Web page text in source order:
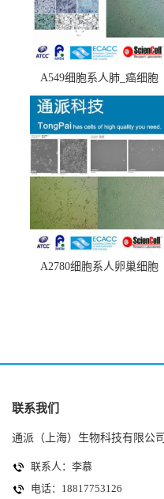
A549细胞系人肺_癌细胞
(A549细胞)
A2780细胞系人卵巢细胞
联系我们
通派（上海）生物科技有限公司
联系人：李慕
电话：18817753126